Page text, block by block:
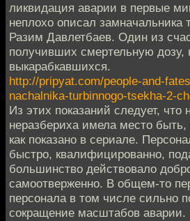
ликвидация аварии в первые
неплохо описал замначальника
Разим Давлетбаев. Один из
получивших смертельную дозу,
выкарабкавшихся.
http://pripyat.com/people-and-
nachalnika-turbinnogo-tsekha-2-
Из этих показаний следует, что
неразбериха имела место быть,
как показано в сериале.
быстро, квалифицированно,
большинство действовало
самоотверженно. В общем-то
персонала в том числе сильно
сокращение масштабов аварии.